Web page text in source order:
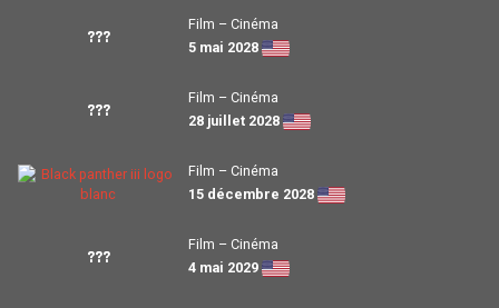
???
Film – Cinéma
5 mai 2028
???
Film – Cinéma
28 juillet 2028
Film – Cinéma
15 décembre 2028
???
Film – Cinéma
4 mai 2029